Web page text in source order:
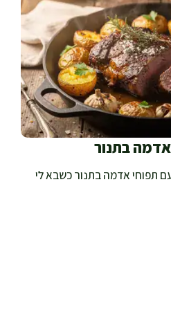
בתנור
תפוחי אדמה בתנור כשבא לי